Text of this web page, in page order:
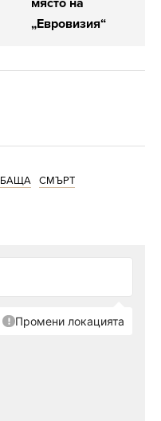
място на
„Евровизия“
БАЩА
СМЪРТ